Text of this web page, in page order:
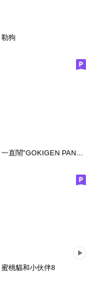
勒狗
一直鬧"GOKIGEN PANDA" 台灣版
蜜桃貓和小伙伴8